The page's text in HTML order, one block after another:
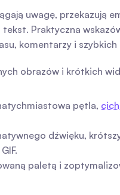
uwagę,
Praktyczna
komentarzy i
obrazów i krótkich
pętla,
dźwięku,
paletą i